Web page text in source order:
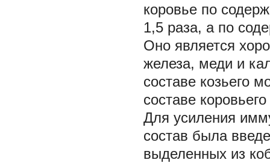
коровье по
1,5 раза, а по
Оно является
железа, меди и
составе козьего
составе
Для усиления
состав была
выделенных из